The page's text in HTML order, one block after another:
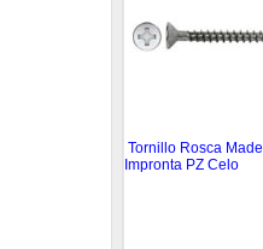
Tornillo Rosca
Impronta PZ Celo